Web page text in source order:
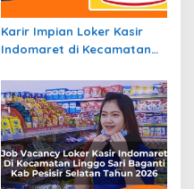
Karir Impian Loker Kasir
Indomaret di Kecamatan
Tahun 2026